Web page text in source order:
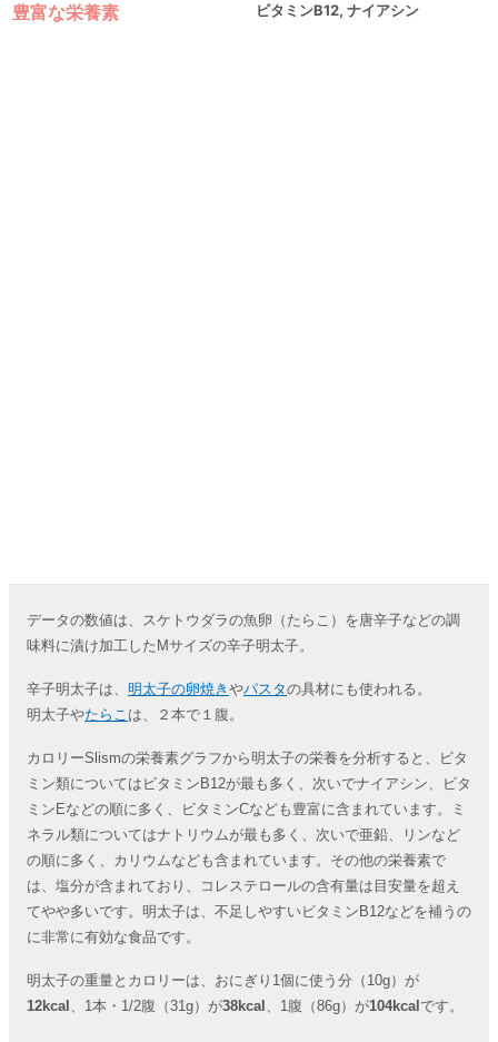
豊富な栄養素
ビタミンB12, ナイアシン
データの数値は、スケトウダラの魚卵（たらこ）を唐辛子などの調
味料に漬け加工したMサイズの辛子明太子。
辛子明太子は、 明太子の卵焼き やパスタの具材にも使われる。
明太子やたらこ は、２本で１腹。
カロリーSlismの栄養素グラフから明太子の栄養を分析すると、ビタ
ミン類についてはビタミンB12が最も多く、次いでナイアシン、ビタ
ミンEなどの順に多く、ビタミンCなども豊富に含まれています。ミ
ネラル類についてはナトリウムが最も多く、次いで亜鉛、リンなど
の順に多く、カリウムなども含まれています。その他の栄養素で
は、塩分が含まれており、コレステロールの含有量は目安量を超え
てやや多いです。明太子は、不足しやすいビタミンB12などを補うの
に非常に有効な食品です。
明太子の重量とカロリーは、おにぎり1個に使う分（10g）が
12kcal 、1本・1/2腹（31g）が38kcal 、1腹（86g）が104kcal です。